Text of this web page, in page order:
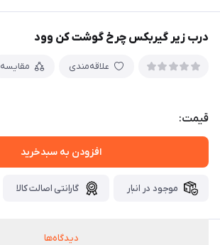
درب زیر گیربکس چرخ گوشت کن وود
علاقه‌مندی مقایسه
قیمت:
افزودن به سبدخرید
موجود در انبار گارانتی اصالت کالا
دیدگاه‌ها